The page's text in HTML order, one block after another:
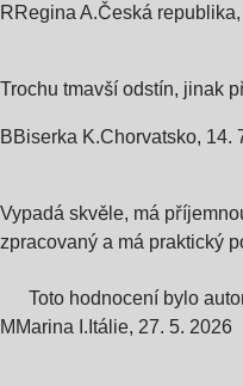
RRegina A.Česká republika,
Trochu tmavší odstín, jinak
BBiserka K.Chorvatsko, 14.
Vypadá skvěle, má
zpracovaný a má praktický
Toto hodnocení bylo
M Marina I. Itálie, 27. 5. 2026